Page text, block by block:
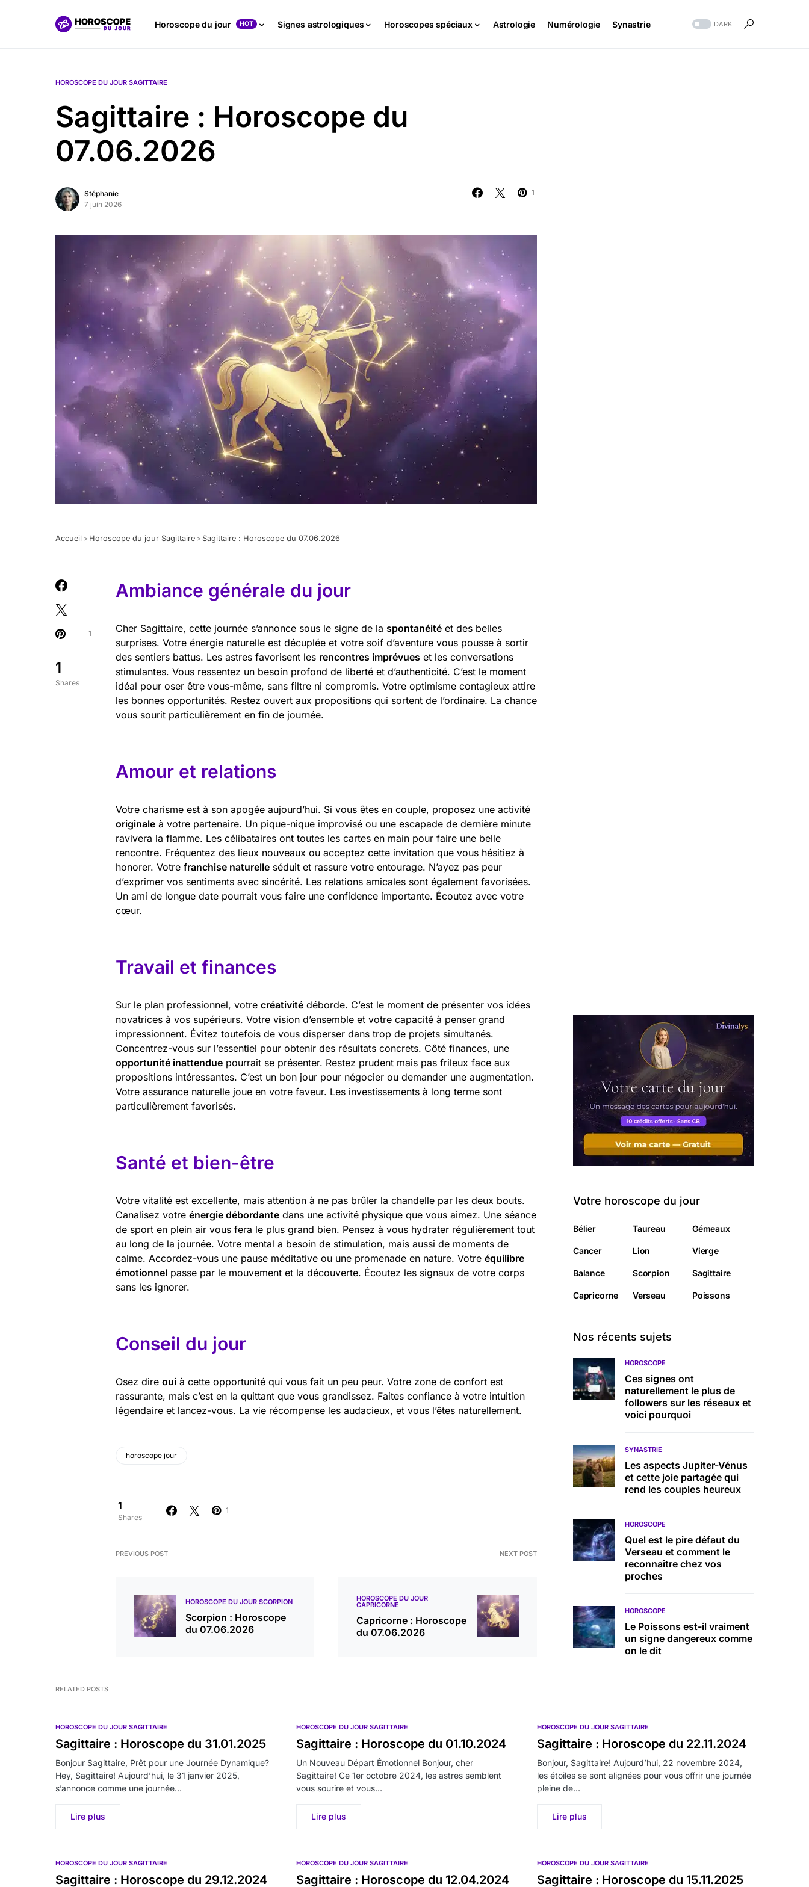
Horoscope du jour HOT Signes astrologiques Horoscopes spéciaux Astrologie Numérologie Synastrie DARK
HOROSCOPE DU JOUR SAGITTAIRE
Sagittaire : Horoscope du
07.06.2026
Stéphanie
7 juin 2026
1
Accueil > Horoscope du jour Sagittaire > Sagittaire : Horoscope du 07.06.2026
1
Shares
1
Ambiance générale du jour
Cher Sagittaire, cette journée s’annonce sous le signe de la spontanéité et des belles
surprises. Votre énergie naturelle est décuplée et votre soif d’aventure vous pousse à sortir
des sentiers battus. Les astres favorisent les rencontres imprévues et les conversations
stimulantes. Vous ressentez un besoin profond de liberté et d’authenticité. C’est le moment
idéal pour oser être vous-même, sans filtre ni compromis. Votre optimisme contagieux attire
les bonnes opportunités. Restez ouvert aux propositions qui sortent de l’ordinaire. La chance
vous sourit particulièrement en fin de journée.
Amour et relations
Votre charisme est à son apogée aujourd’hui. Si vous êtes en couple, proposez une activité
originale à votre partenaire. Un pique-nique improvisé ou une escapade de dernière minute
ravivera la flamme. Les célibataires ont toutes les cartes en main pour faire une belle
rencontre. Fréquentez des lieux nouveaux ou acceptez cette invitation que vous hésitiez à
honorer. Votre franchise naturelle séduit et rassure votre entourage. N’ayez pas peur
d’exprimer vos sentiments avec sincérité. Les relations amicales sont également favorisées.
Un ami de longue date pourrait vous faire une confidence importante. Écoutez avec votre
cœur.
Travail et finances
Sur le plan professionnel, votre créativité déborde. C’est le moment de présenter vos idées
novatrices à vos supérieurs. Votre vision d’ensemble et votre capacité à penser grand
impressionnent. Évitez toutefois de vous disperser dans trop de projets simultanés.
Concentrez-vous sur l’essentiel pour obtenir des résultats concrets. Côté finances, une
opportunité inattendue pourrait se présenter. Restez prudent mais pas frileux face aux
propositions intéressantes. C’est un bon jour pour négocier ou demander une augmentation.
Votre assurance naturelle joue en votre faveur. Les investissements à long terme sont
particulièrement favorisés.
Santé et bien-être
Votre vitalité est excellente, mais attention à ne pas brûler la chandelle par les deux bouts.
Canalisez votre énergie débordante dans une activité physique que vous aimez. Une séance
de sport en plein air vous fera le plus grand bien. Pensez à vous hydrater régulièrement tout
au long de la journée. Votre mental a besoin de stimulation, mais aussi de moments de
calme. Accordez-vous une pause méditative ou une promenade en nature. Votre équilibre
émotionnel passe par le mouvement et la découverte. Écoutez les signaux de votre corps
sans les ignorer.
Conseil du jour
Osez dire oui à cette opportunité qui vous fait un peu peur. Votre zone de confort est
rassurante, mais c’est en la quittant que vous grandissez. Faites confiance à votre intuition
légendaire et lancez-vous. La vie récompense les audacieux, et vous l’êtes naturellement.
horoscope jour
1
Shares
1
PREVIOUS POST
HOROSCOPE DU JOUR SCORPION
Scorpion : Horoscope
du 07.06.2026
NEXT POST
HOROSCOPE DU JOUR
CAPRICORNE
Capricorne : Horoscope
du 07.06.2026
Votre horoscope du jour
Bélier Taureau Gémeaux
Cancer Lion Vierge
Balance Scorpion Sagittaire
Capricorne Verseau Poissons
Nos récents sujets
HOROSCOPE
Ces signes ont
naturellement le plus de
followers sur les réseaux et
voici pourquoi
SYNASTRIE
Les aspects Jupiter-Vénus
et cette joie partagée qui
rend les couples heureux
HOROSCOPE
Quel est le pire défaut du
Verseau et comment le
reconnaître chez vos
proches
HOROSCOPE
Le Poissons est-il vraiment
un signe dangereux comme
on le dit
RELATED POSTS
HOROSCOPE DU JOUR SAGITTAIRE
Sagittaire : Horoscope du 31.01.2025
Bonjour Sagittaire, Prêt pour une Journée Dynamique?
Hey, Sagittaire! Aujourd’hui, le 31 janvier 2025,
s’annonce comme une journée…
Lire plus
HOROSCOPE DU JOUR SAGITTAIRE
Sagittaire : Horoscope du 01.10.2024
Un Nouveau Départ Émotionnel Bonjour, cher
Sagittaire! Ce 1er octobre 2024, les astres semblent
vous sourire et vous…
Lire plus
HOROSCOPE DU JOUR SAGITTAIRE
Sagittaire : Horoscope du 22.11.2024
Bonjour, Sagittaire! Aujourd’hui, 22 novembre 2024,
les étoiles se sont alignées pour vous offrir une journée
pleine de…
Lire plus
HOROSCOPE DU JOUR SAGITTAIRE
Sagittaire : Horoscope du 29.12.2024
HOROSCOPE DU JOUR SAGITTAIRE
Sagittaire : Horoscope du 12.04.2024
HOROSCOPE DU JOUR SAGITTAIRE
Sagittaire : Horoscope du 15.11.2025